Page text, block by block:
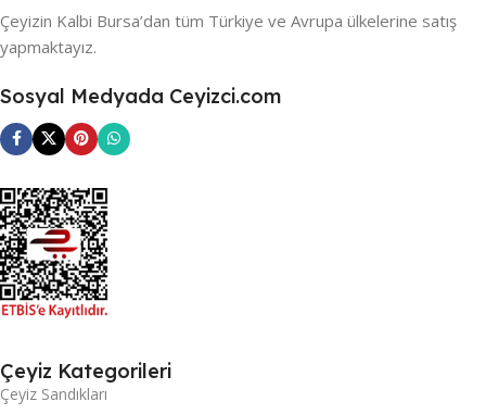
Çeyizin Kalbi Bursa’dan tüm Türkiye ve Avrupa ülkelerine satış
yapmaktayız.
Sosyal Medyada Ceyizci.com
Çeyiz Kategorileri
Çeyiz Sandıkları